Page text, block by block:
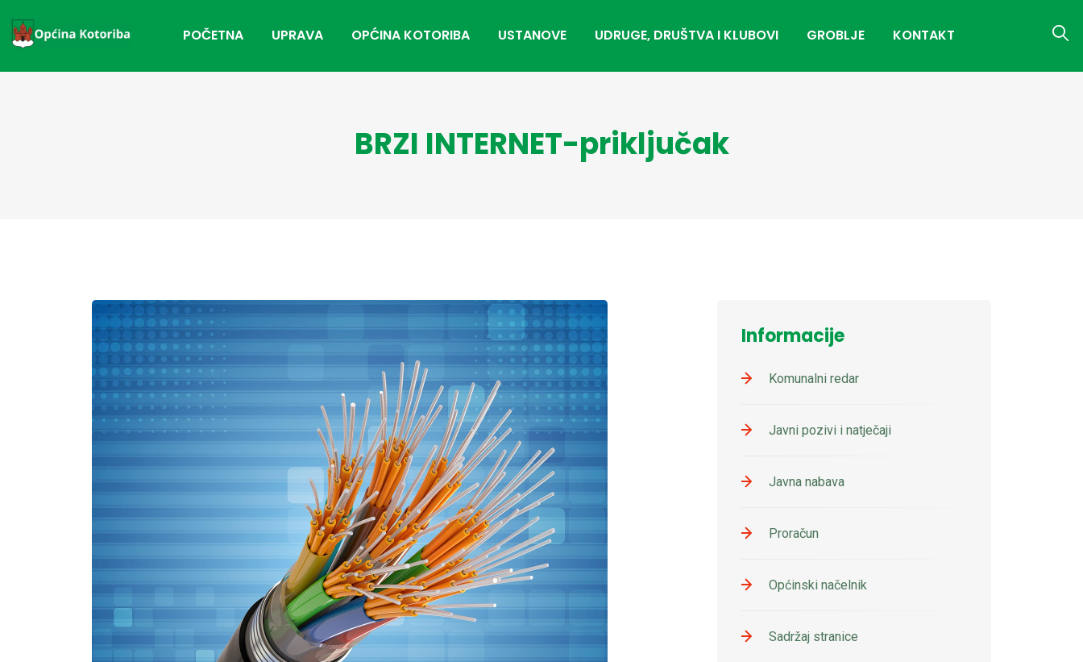
POČETNA UPRAVA OPĆINA KOTORIBA USTANOVE UDRUGE, DRUŠTVA I KLUBOVI GROBLJE KONTAKT
BRZI INTERNET-priključak
Informacije
Komunalni redar
Javni pozivi i natječaji
Javna nabava
Proračun
Općinski načelnik
Sadržaj stranice